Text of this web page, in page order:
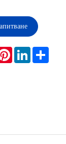
Pinterest
LinkedInShare